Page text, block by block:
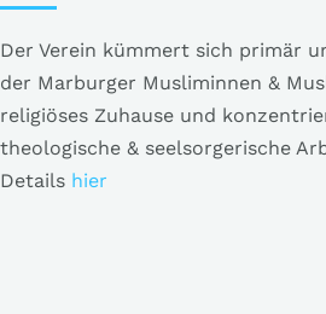
Der Verein kümmert sich primär
der Marburger Musliminnen &
religiöses Zuhause und
theologische & seelsorgerische
Details hier